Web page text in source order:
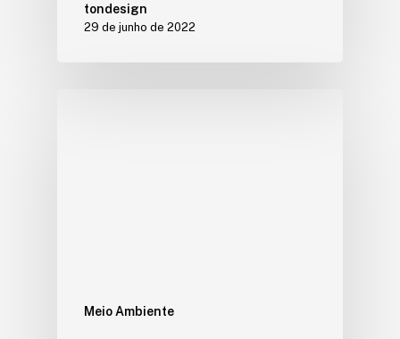
tondesign
29 de junho de 2022
Meio Ambiente